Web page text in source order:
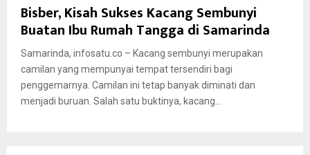
Bisber, Kisah Sukses Kacang Sembunyi
Buatan Ibu Rumah Tangga di Samarinda
Samarinda, infosatu.co – Kacang sembunyi merupakan
camilan yang mempunyai tempat tersendiri bagi
penggemarnya. Camilan ini tetap banyak diminati dan
menjadi buruan. Salah satu buktinya, kacang...